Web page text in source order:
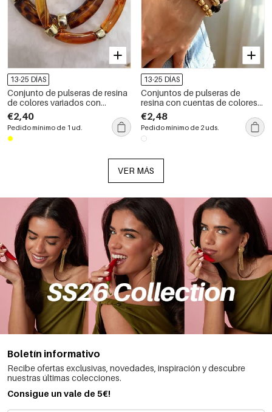
13-25 DÍAS
Conjunto de pulseras de resina
de colores variados con
estampado de leopardo para
mujer
€2,40
Pedido mínimo de 1 ud.
13-25 DÍAS
Conjuntos de pulseras de
resina con cuentas de colores
degradados para mujer
€2,48
Pedido mínimo de 2 uds.
VER MÁS
Boletín informativo
Recibe ofertas exclusivas, novedades, inspiración y descubre
nuestras últimas colecciones.
Consigue un vale de 5€!